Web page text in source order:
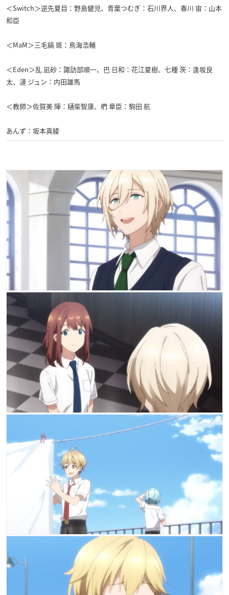
＜Switch＞逆先夏目：野島健児、青葉つむぎ：石川界人、春川 宙：山本
和臣
＜MaM＞三毛縞 斑：鳥海浩輔
＜Eden＞乱 凪砂：諏訪部順一、巴 日和：花江夏樹、七種 茨：逢坂良
太、漣 ジュン：内田雄馬
＜教師＞佐賀美 陣：樋柴智康、椚 章臣：駒田 航
あんず：坂本真綾